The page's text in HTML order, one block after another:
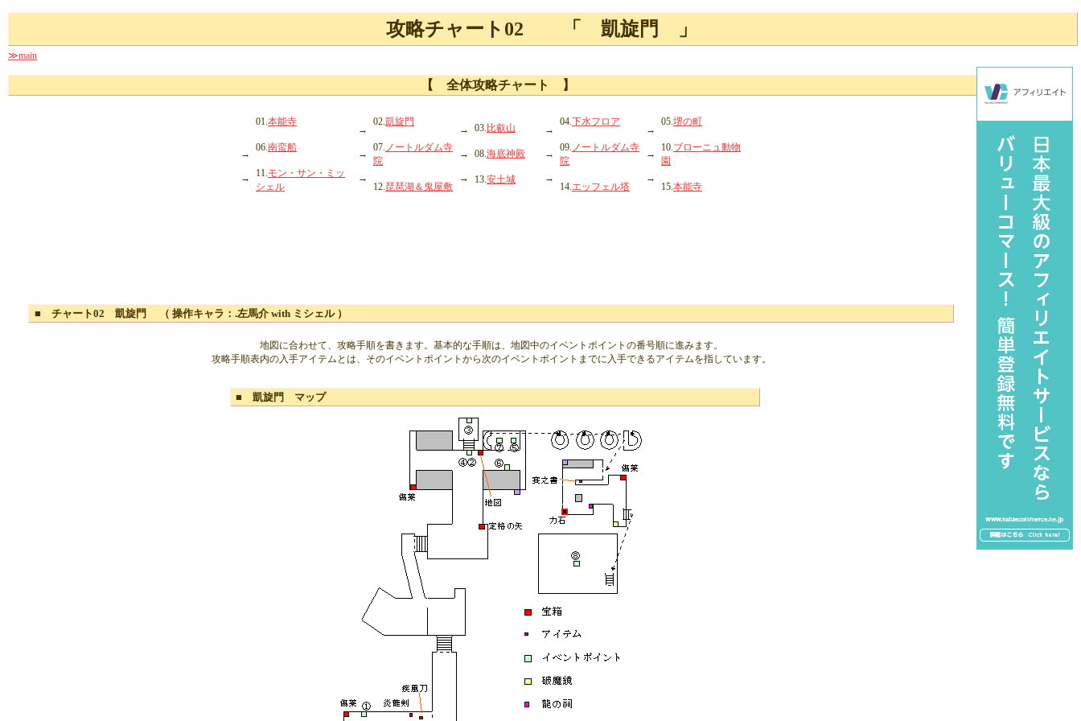
攻略チャート02 「 凱旋門 」
≫main
【 全体攻略チャート 】
→
→
01.本能寺
06.南蛮船
11.モン・サン・ミッ
シェル
→
→
→
02.凱旋門
07. ノートルダム寺
院
12.琵琶湖＆鬼屋敷
→
→
→
03. 比叡山
08.海底神殿
13.安土城
→
→
→
04.下水フロア
09. ノートルダム寺
院
14.エッフェル塔
→
→
→
05.堺の町
10.ブローニュ動物
園
15.本能寺
■ チャート02 凱旋門 （ 操作キャラ：.左馬介 with ミシェル ）
地図に合わせて、攻略手順を書きます。基本的な手順は、地図中のイベントポイントの番号順に進みます。
攻略手順表内の入手アイテムとは、そのイベントポイントから次のイベントポイントまでに入手できるアイテムを指しています。
■ 凱旋門 マップ